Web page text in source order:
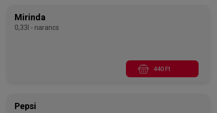
Mirinda
0,33l - narancs
440 Ft
Pepsi